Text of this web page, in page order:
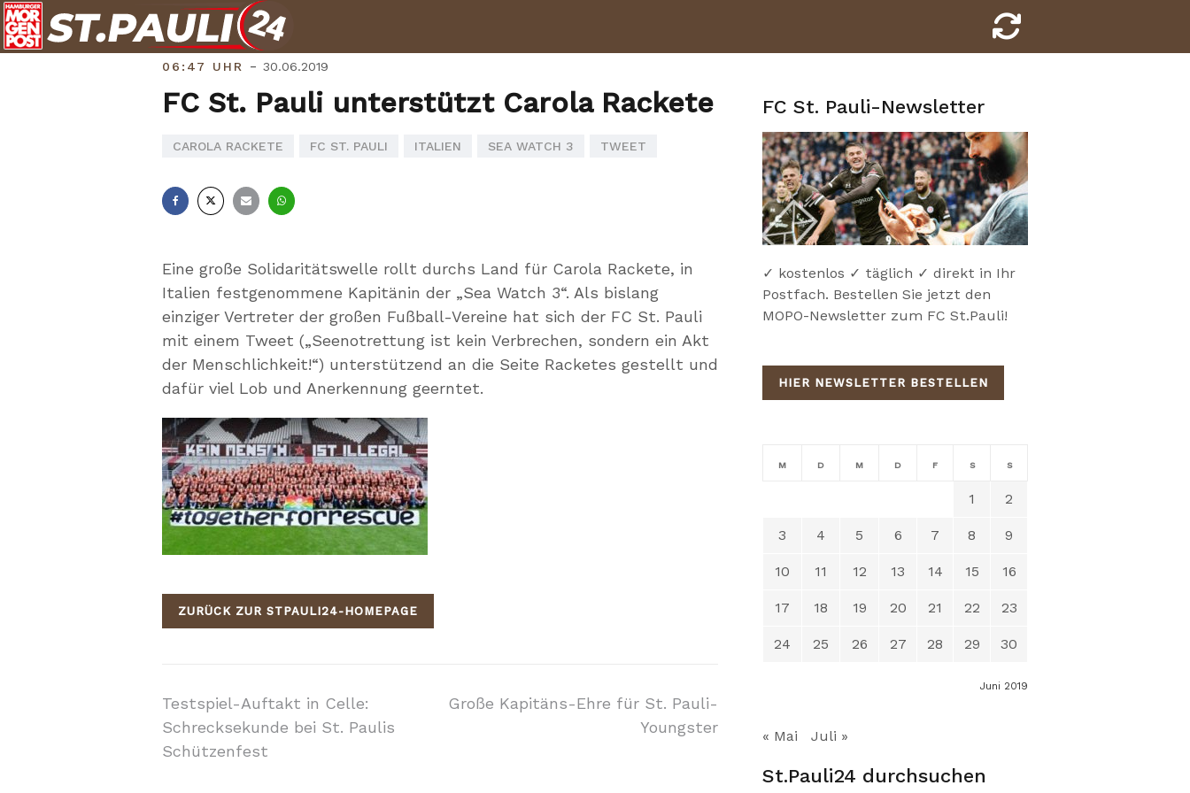
Skip
to
content
06:47 UHR - 30.06.2019
FC St. Pauli unterstützt Carola Rackete
CAROLA RACKETE FC ST. PAULI ITALIEN SEA WATCH 3 TWEET
Eine große Solidaritätswelle rollt durchs Land für Carola Rackete, in
Italien festgenommene Kapitänin der „Sea Watch 3“. Als bislang
einziger Vertreter der großen Fußball-Vereine hat sich der FC St. Pauli
mit einem Tweet („Seenotrettung ist kein Verbrechen, sondern ein Akt
der Menschlichkeit!“) unterstützend an die Seite Racketes gestellt und
dafür viel Lob und Anerkennung geerntet.
ZURÜCK ZUR STPAULI24-HOMEPAGE
Beitragsnavigation
Testspiel-Auftakt in Celle:
Schrecksekunde bei St. Paulis
Schützenfest
Große Kapitäns-Ehre für St. Pauli-
Youngster
FC St. Pauli-Newsletter
✓ kostenlos ✓ täglich ✓ direkt in Ihr
Postfach. Bestellen Sie jetzt den
MOPO-Newsletter zum FC St.Pauli!
HIER NEWSLETTER BESTELLEN
Juni 2019
M D M D F S S
1 2
3 4 5 6 7 8 9
10 11 12 13 14 15 16
17 18 19 20 21 22 23
24 25 26 27 28 29 30
« Mai Juli »
St.Pauli24 durchsuchen